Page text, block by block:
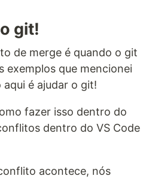
git!
de merge é quando o git
exemplos que mencionei
aqui é ajudar o git!
fazer isso dentro do
dentro do VS Code
acontece, nós